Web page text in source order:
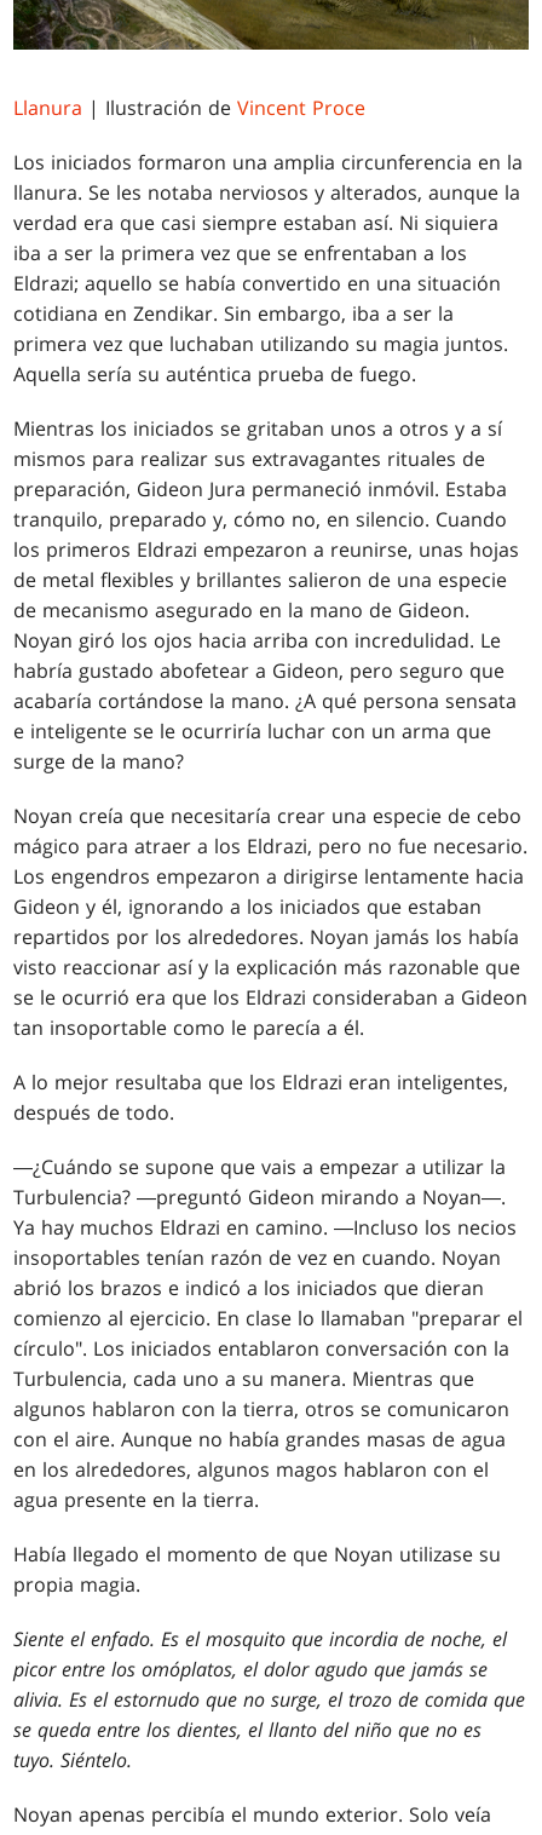
Llanura | Ilustración deVincent Proce
Los iniciados formaron una amplia circunferencia en la
llanura. Se les notaba nerviosos y alterados, aunque la
verdad era que casi siempre estaban así. Ni siquiera
iba a ser la primera vez que se enfrentaban a los
Eldrazi; aquello se había convertido en una situación
cotidiana en Zendikar. Sin embargo, iba a ser la
primera vez que luchaban utilizando su magia juntos.
Aquella sería su auténtica prueba de fuego.
Mientras los iniciados se gritaban unos a otros y a sí
mismos para realizar sus extravagantes rituales de
preparación, Gideon Jura permaneció inmóvil. Estaba
tranquilo, preparado y, cómo no, en silencio. Cuando
los primeros Eldrazi empezaron a reunirse, unas hojas
de metal flexibles y brillantes salieron de una especie
de mecanismo asegurado en la mano de Gideon.
Noyan giró los ojos hacia arriba con incredulidad. Le
habría gustado abofetear a Gideon, pero seguro que
acabaría cortándose la mano. ¿A qué persona sensata
e inteligente se le ocurriría luchar con un arma que
surge de la mano?
Noyan creía que necesitaría crear una especie de cebo
mágico para atraer a los Eldrazi, pero no fue necesario.
Los engendros empezaron a dirigirse lentamente hacia
Gideon y él, ignorando a los iniciados que estaban
repartidos por los alrededores. Noyan jamás los había
visto reaccionar así y la explicación más razonable que
se le ocurrió era que los Eldrazi consideraban a Gideon
tan insoportable como le parecía a él.
A lo mejor resultaba que los Eldrazi eran inteligentes,
después de todo.
―¿Cuándo se supone que vais a empezar a utilizar la
Turbulencia? ―preguntó Gideon mirando a Noyan―.
Ya hay muchos Eldrazi en camino. ―Incluso los necios
insoportables tenían razón de vez en cuando. Noyan
abrió los brazos e indicó a los iniciados que dieran
comienzo al ejercicio. En clase lo llamaban "preparar el
círculo". Los iniciados entablaron conversación con la
Turbulencia, cada uno a su manera. Mientras que
algunos hablaron con la tierra, otros se comunicaron
con el aire. Aunque no había grandes masas de agua
en los alrededores, algunos magos hablaron con el
agua presente en la tierra.
Había llegado el momento de que Noyan utilizase su
propia magia.
Siente el enfado. Es el mosquito que incordia de noche, el
picor entre los omóplatos, el dolor agudo que jamás se
alivia. Es el estornudo que no surge, el trozo de comida que
se queda entre los dientes, el llanto del niño que no es
tuyo. Siéntelo.
Noyan apenas percibía el mundo exterior. Solo veía